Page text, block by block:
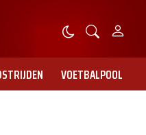
VOETBALPOOL